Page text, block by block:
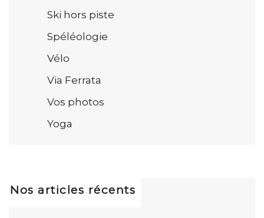
Ski hors piste
Spéléologie
Vélo
Via Ferrata
Vos photos
Yoga
Nos articles récents